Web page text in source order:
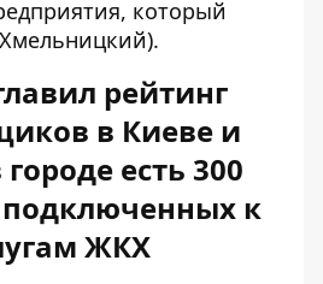
который
рейтинг
в Киеве и
есть 300
к
ЖКХ